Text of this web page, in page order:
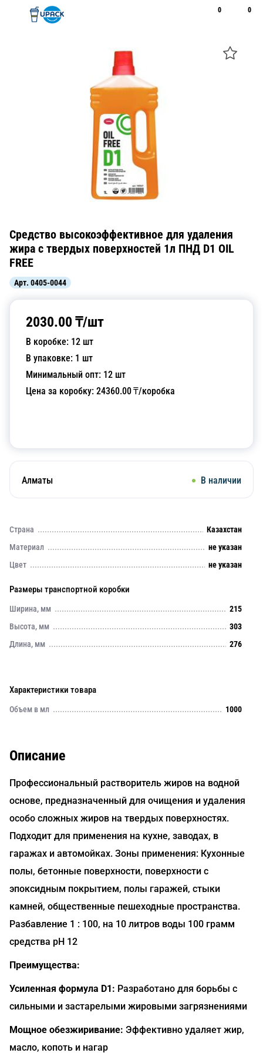
0 0
Средство высокоэффективное для удаления
жира с твердых поверхностей 1л ПНД D1 OIL
FREE
Арт. 0405-0044
2030.00 ₸/шт
В коробке: 12 шт
В упаковке: 1 шт
Минимальный опт: 12 шт
Цена за коробку: 24360.00₸/коробка
Алматы В наличии
Страна
Казахстан
Материал
не указан
Цвет
не указан
Размеры транспортной коробки
Ширина, мм
215
Высота, мм
303
Длина, мм
276
Характеристики товара
Объем в мл 1000
Описание
Профессиональный растворитель жиров на водной
основе, предназначенный для очищения и удаления
особо сложных жиров на твердых поверхностях.
Подходит для применения на кухне, заводах, в
гаражах и автомойках. Зоны применения: Кухонные
полы, бетонные поверхности, поверхности с
эпоксидным покрытием, полы гаражей, стыки
камней, общественные пешеходные пространства.
Разбавление 1 : 100, на 10 литров воды 100 грамм
средства pH 12
Преимущества:
Усиленная формула D1: Разработано для борьбы с
сильными и застарелыми жировыми загрязнениями
Мощное обезжиривание: Эффективно удаляет жир,
масло, копоть и нагар